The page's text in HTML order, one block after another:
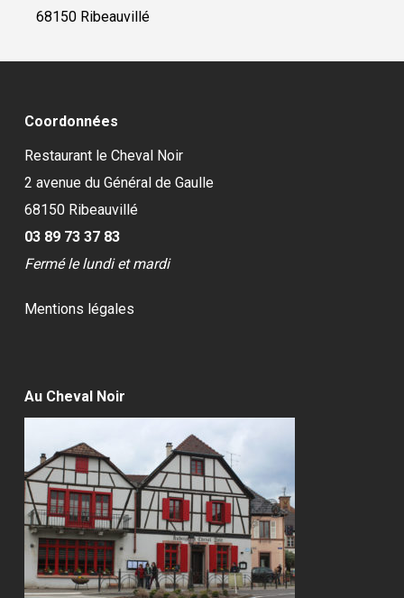
68150 Ribeauvillé
Coordonnées
Restaurant le Cheval Noir
2 avenue du Général de Gaulle
68150 Ribeauvillé
03 89 73 37 83
Fermé le lundi et mardi
Mentions légales
Au Cheval Noir